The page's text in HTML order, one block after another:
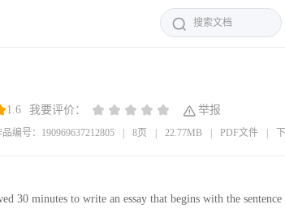
1.6 我要评价： 举报
品编号：190969637212805 8页 22.77MB PDF文件
minutes to write an essay that begins with the